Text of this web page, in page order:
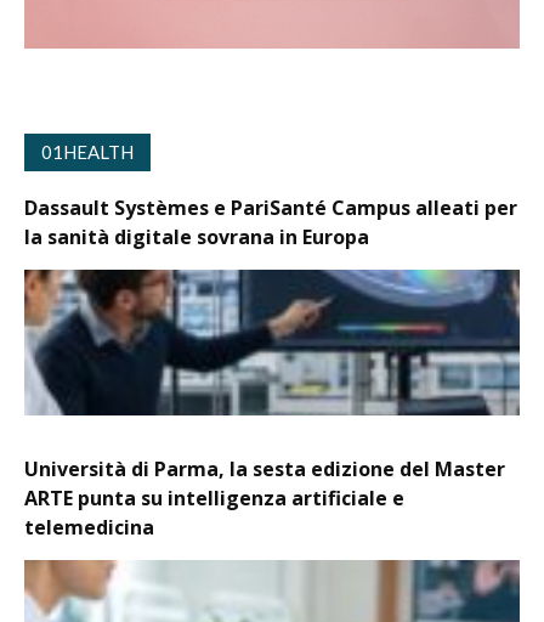
01HEALTH
Dassault Systèmes e PariSanté Campus alleati per
la sanità digitale sovrana in Europa
Università di Parma, la sesta edizione del Master
ARTE punta su intelligenza artificiale e
telemedicina